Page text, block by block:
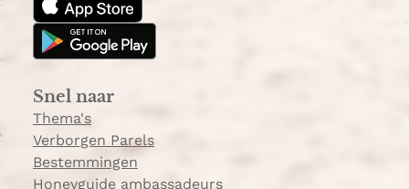
a
g
m
o
k
Snel naar
Thema's
Verborgen Parels
Bestemmingen
Honeyguide ambassadeurs